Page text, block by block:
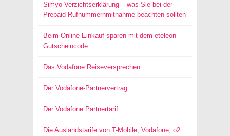
Simyo-Verzichtserklärung – was Sie bei der
Prepaid-Rufnummernmitnahme beachten sollten
Beim Online-Einkauf sparen mit dem eteleon-
Gutscheincode
Das Vodafone Reiseversprechen
Der Vodafone-Partnervertrag
Der Vodafone Partnertarif
Die Auslandstarife von T-Mobile, Vodafone, o2